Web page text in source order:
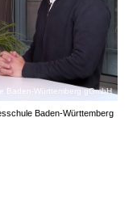
Baden-Württemberg gGmbH
Baden-Württemberg